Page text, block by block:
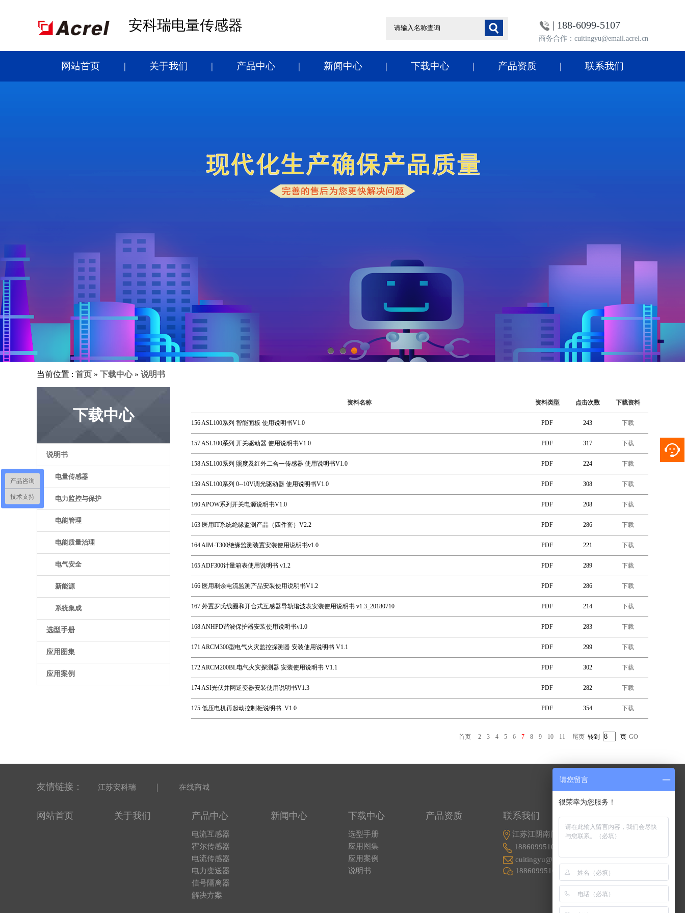
安科瑞电量传感器 | 188-6099-5107
商务合作：cuitingyu@email.acrel.cn
网站首页 关于我们 产品中心 新闻中心 下载中心 产品资质 联系我们
1 2
3
当前位置 : 首页 » 下载中心» 说明书
下载中心
说明书
电量传感器
电力监控与保护
电能管理
电能质量治理
电气安全
新能源
系统集成
选型手册
应用图集
应用案例
资料名称 资料类型 点击次数 下载资料
156 ASL100系列 智能面板 使用说明书V1.0 PDF 243 下载
157 ASL100系列 开关驱动器 使用说明书V1.0 PDF 317 下载
158 ASL100系列 照度及红外二合一传感器 使用说明书V1.0 PDF 224 下载
159 ASL100系列 0--10V调光驱动器 使用说明书V1.0 PDF 308 下载
160 APOW系列开关电源说明书V1.0 PDF 208 下载
163 医用IT系统绝缘监测产品（四件套）V2.2 PDF 286 下载
164 AIM-T300绝缘监测装置安装使用说明书v1.0 PDF 221 下载
165 ADF300计量箱表使用说明书 v1.2 PDF 289 下载
166 医用剩余电流监测产品安装使用说明书V1.2 PDF 286 下载
167 外置罗氏线圈和开合式互感器导轨谐波表安装使用说明书 v1.3_20180710 PDF 214 下载
168 ANHPD谐波保护器安装使用说明书v1.0 PDF 283 下载
171 ARCM300型电气火灾监控探测器 安装使用说明书 V1.1 PDF 299 下载
172 ARCM200BL电气火灾探测器 安装使用说明书 V1.1 PDF 302 下载
174 ASI光伏并网逆变器安装使用说明书V1.3 PDF 282 下载
175 低压电机再起动控制柜说明书_V1.0 PDF 354 下载
首页 2 3 4 5 6 7 8 9 10 11 尾页 转到 页 GO
友情链接： 江苏安科瑞 | 在线商城
网站首页 关于我们 产品中心
电流互感器
霍尔传感器
电流传感器
电力变送器
信号隔离器
解决方案
新闻中心 下载中心
选型手册
应用图集
应用案例
说明书
产品资质 联系我们
江苏江阴南闸东盟工业园东盟路5号
18860995107
cuitingyu@email.acrel.cn
18860995107
产品咨询
技术支持
请您留言
很荣幸为您服务！